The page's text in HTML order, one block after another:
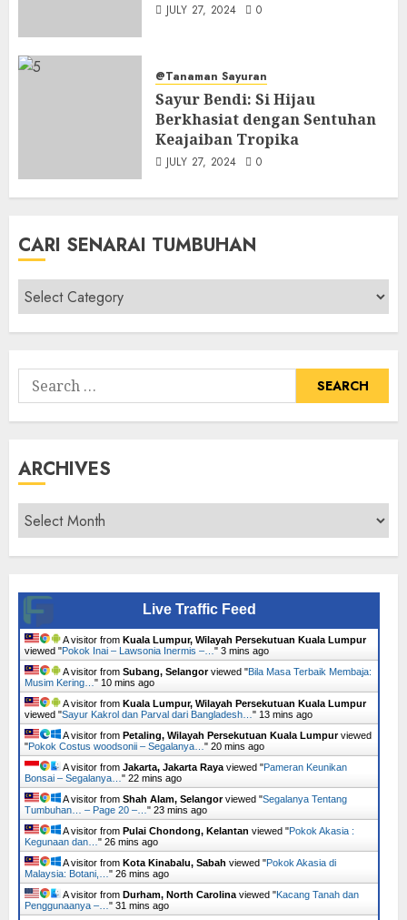
JULY 27, 2024 0
@Tanaman Sayuran
Sayur Bendi: Si Hijau
Berkhasiat dengan Sentuhan
Keajaiban Tropika
JULY 27, 2024 0
CARI SENARAI TUMBUHAN
Cari
Senarai
Tumbuhan
Search
for:
ARCHIVES
Archives
Live Traffic Feed
A visitor from Kuala Lumpur, Wilayah Persekutuan Kuala Lumpur
viewed "Pokok Inai – Lawsonia Inermis –… " 3 mins ago
A visitor from Subang, Selangorviewed "Bila Masa Terbaik Membaja:
Musim Kering… " 10 mins ago
A visitor from Kuala Lumpur, Wilayah Persekutuan Kuala Lumpur
viewed "Sayur Kakrol dan Parval dari Bangladesh… " 13 mins ago
A visitor from Petaling, Wilayah Persekutuan Kuala Lumpurviewed
"Pokok Costus woodsonii – Segalanya… " 20 mins ago
A visitor from Jakarta, Jakarta Raya viewed "Pameran Keunikan
Bonsai – Segalanya… " 22 mins ago
A visitor from Shah Alam, Selangorviewed "Segalanya Tentang
Tumbuhan… – Page 20 –… " 23 mins ago
A visitor from Pulai Chondong, Kelantan viewed "Pokok Akasia :
Kegunaan dan… " 26 mins ago
A visitor from Kota Kinabalu, Sabah viewed "Pokok Akasia di
Malaysia: Botani,… " 26 mins ago
A visitor from Durham, North Carolina viewed "Kacang Tanah dan
Penggunaanya –… " 31 mins ago